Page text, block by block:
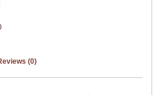
(0)